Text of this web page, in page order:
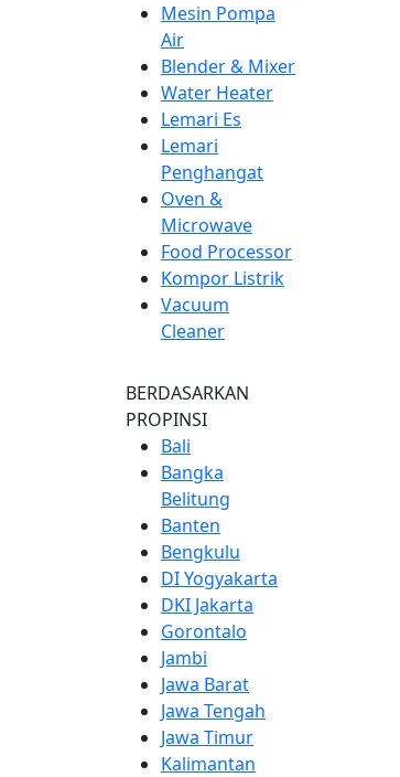
Mesin Pompa
Air
Blender & Mixer
Water Heater
Lemari Es
Lemari
Penghangat
Oven &
Microwave
Food Processor
Kompor Listrik
Vacuum
Cleaner
BERDASARKAN
PROPINSI
Bali
Bangka
Belitung
Banten
Bengkulu
DI Yogyakarta
DKI Jakarta
Gorontalo
Jambi
Jawa Barat
Jawa Tengah
Jawa Timur
Kalimantan